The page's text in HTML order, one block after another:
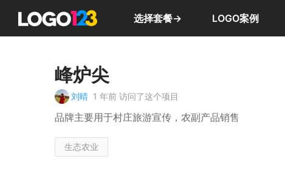
选择套餐→ LOGO案例
峰炉尖
刘晴 1 年前 访问了这个项目
品牌主要用于村庄旅游宣传，农副产品销售
生态农业